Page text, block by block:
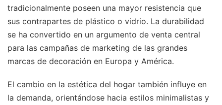
tradicionalmente poseen una mayor resistencia que
sus contrapartes de plástico o vidrio. La durabilidad
se ha convertido en un argumento de venta central
para las campañas de marketing de las grandes
marcas de decoración en Europa y América.
El cambio en la estética del hogar también influye en
la demanda, orientándose hacia estilos minimalistas y